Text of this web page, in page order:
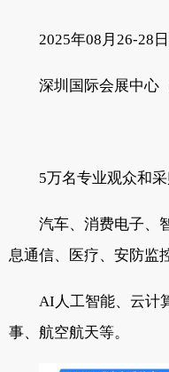
2025年08月26-28日
深圳国际会展中心
5万名专业观众和
汽车、消费电子、
息通信、医疗、安防监
AI人工智能、云计
事、航空航天等。